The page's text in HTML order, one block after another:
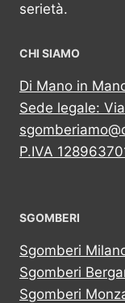
serietà.
CHI SIAMO
Di Mano in
Sede legale:
P.IVA
SGOMBERI
Sgomberi
Sgomberi
Sgomberi